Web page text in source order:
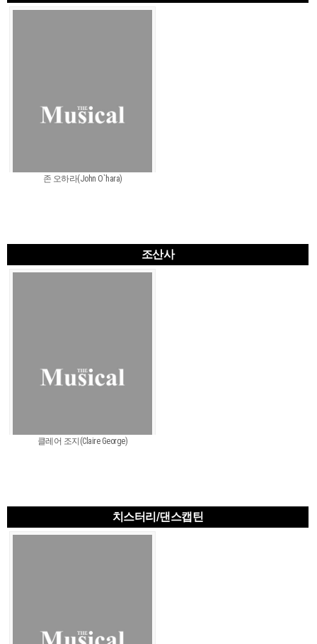
존 오하라(John O`hara)
조산사
클레어 조지(Claire George)
치스터리/댄스캡틴